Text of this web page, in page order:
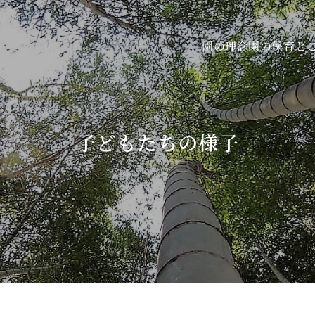
園の理念園の保育と
子どもたちの様子